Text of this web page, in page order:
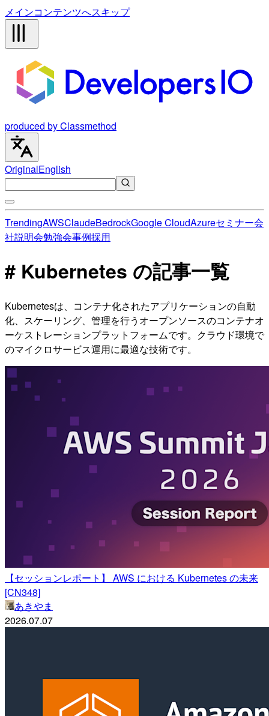
メインコンテンツへスキップ
produced by Classmethod
OriginalEnglish
TrendingAWSClaudeBedrockGoogle CloudAzureセミナー会
社説明会勉強会事例採用
# Kubernetes の記事一覧
Kubernetesは、コンテナ化されたアプリケーションの自動
化、スケーリング、管理を行うオープンソースのコンテナオ
ーケストレーションプラットフォームです。クラウド環境で
のマイクロサービス運用に最適な技術です。
【セッションレポート】 AWS における Kubernetes の未来
[CN348]
あきやま
2026.07.07